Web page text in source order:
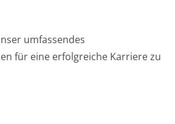
umfassendes
für eine erfolgreiche Karriere zu